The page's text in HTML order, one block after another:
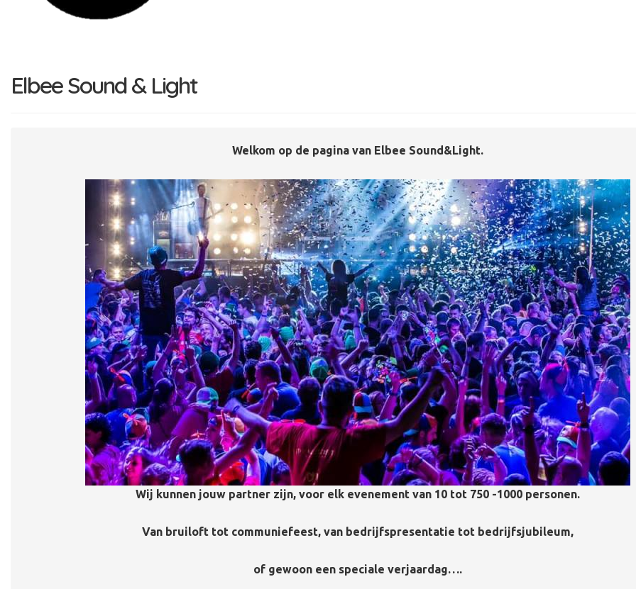
Elbee Sound & Light
Welkom op de pagina van Elbee Sound&Light.
Wij kunnen jouw partner zijn, voor elk evenement van 10 tot 750 -1000 personen.
Van bruiloft tot communiefeest, van bedrijfspresentatie tot bedrijfsjubileum,
of gewoon een speciale verjaardag….